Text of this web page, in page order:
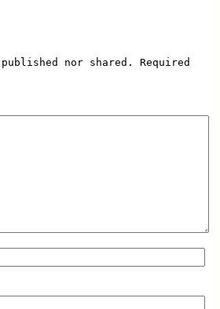
published nor shared. Required